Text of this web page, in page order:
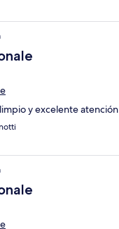
y excelente atención